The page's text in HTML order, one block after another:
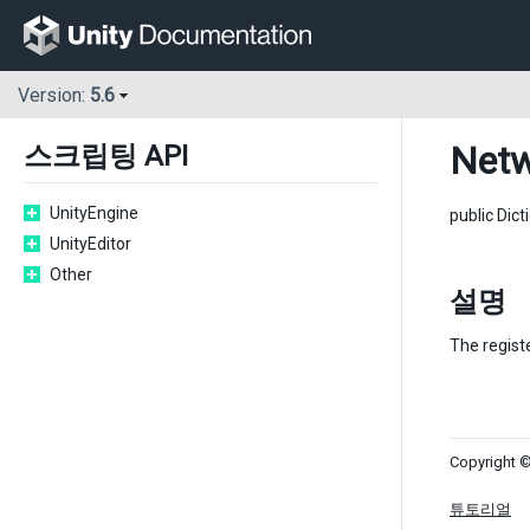
Version: 5.6
스크립팅 API
UnityEngine
UnityEditor
Other
public
설명
The
Copyright
튜토리얼